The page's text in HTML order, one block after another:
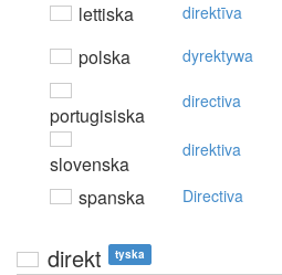
lettiska direktīva
polska dyrektywa
portugisiska
directiva
slovenska
direktiva
spanska Directiva
direkt tyska